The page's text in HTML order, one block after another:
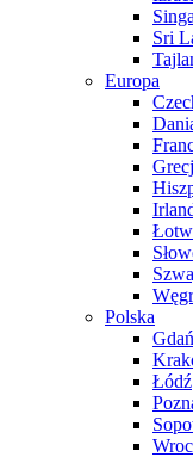
Sri
Europa
Polska
Łódź